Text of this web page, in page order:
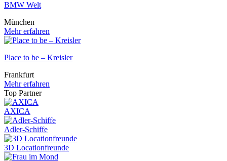
BMW Welt
München
Mehr erfahren
Place to be – Kreisler
Frankfurt
Mehr erfahren
Top Partner
AXICA
Adler-Schiffe
3D Locationfreunde